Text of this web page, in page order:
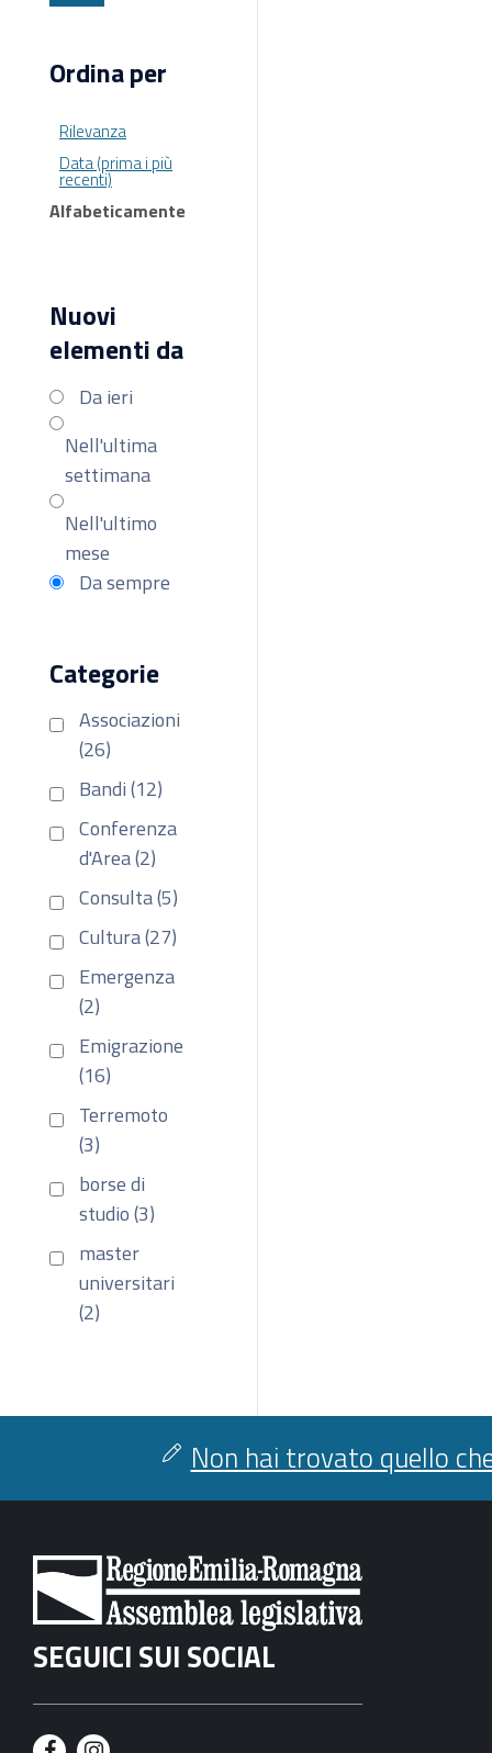
Ordina per
Rilevanza
Data (prima i più
recenti)
Alfabeticamente
Nuovi
elementi da
Da ieri
Nell'ultima
settimana
Nell'ultimo
mese
Da sempre
Categorie
Associazioni
(26)
Bandi (12)
Conferenza
d'Area (2)
Consulta (5)
Cultura (27)
Emergenza
(2)
Emigrazione
(16)
Terremoto
(3)
borse di
studio (3)
master
universitari
(2)
Non hai trovato quello
SEGUICI SUI SOCIAL